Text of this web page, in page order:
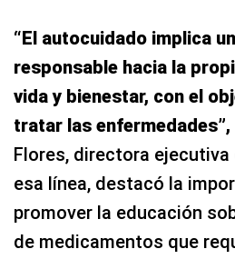
“El autocuidado implica
responsable hacia la
vida y bienestar, con el
tratar las enfermedades”,
Flores, directora ejecutiva
esa línea, destacó la
promover la educación
de medicamentos que